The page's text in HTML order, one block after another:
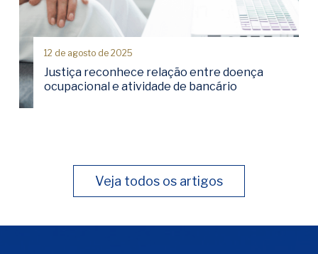
12 de agosto de 2025
Justiça reconhece relação entre doença
ocupacional e atividade de bancário
Veja todos os artigos